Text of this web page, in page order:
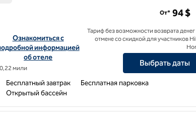
Boca Raton
Посмотреть информацию об отеле Hampton Inn Boca
Ознакомиться с
информацией
об отеле
мили
От* 94 $
Тариф без возможности возврата
отмене со скидкой для участников
Выбрать даты
Бесплатный завтрак
Бесплатная парковка
Открытый бассейн